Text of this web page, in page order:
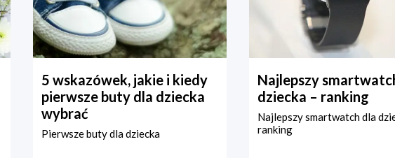
5 wskazówek, jakie i kiedy
pierwsze buty dla dziecka
wybrać
Pierwsze buty dla dziecka
Najlepszy
dziecka – ranking
Najlepszy smartwatch dla
ranking